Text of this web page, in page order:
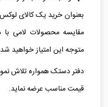
بعنوان خرید یک کالای
مقایسه محصولات لامی با
متوجه این امتیاز خواهید
دفتر دستک همواره تلاش
قیمت مناسب عرضه نماید.